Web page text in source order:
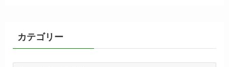
カテゴリー